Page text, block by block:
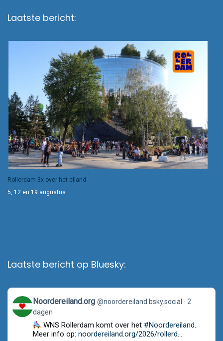
Laatste bericht:
Rollerdam 3x over het eiland
5, 12 en 19 augustus
Laatste bericht op Bluesky:
View
post
by
Noordereiland.org
Bluesky
Noordereiland.org @noordereiland.bsky.social
2
dagen
WNS Rollerdam komt over het #Noordereiland.
Meer info op: noordereiland.org/2026/rollerd...